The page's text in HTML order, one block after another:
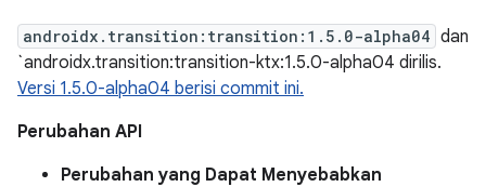
androidx.transition:transition:1.5.0-alpha04 dan
`androidx.transition:transition-ktx:1.5.0-alpha04 dirilis.
Versi 1.5.0-alpha04 berisi commit ini.
Perubahan API
Perubahan yang Dapat Menyebabkan